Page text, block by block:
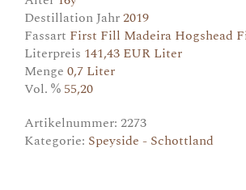
Destillation Jahr2019
Fassart First Fill Madeira Hogshead
Literpreis 141,43 EUR Liter
Menge 0,7 Liter
Vol. % 55,20
Artikelnummer: 2273
Kategorie: Speyside - Schottland